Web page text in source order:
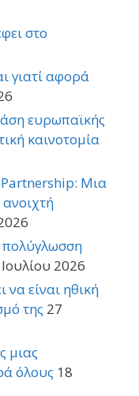
στο
γιατί αφορά
ευρωπαϊκής
καινοτομία
Μια
πολύγλωσση
2026
είναι ηθική
της 27
μιας
όλους 18